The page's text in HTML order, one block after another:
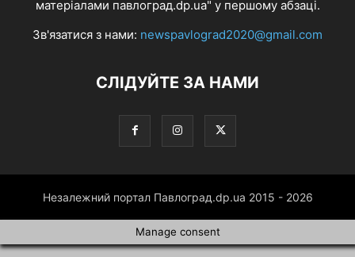
матеріалами павлоград.dp.ua" у першому абзаці.
Зв'язатися з нами: newspavlograd2020@gmail.com
СЛІДУЙТЕ ЗА НАМИ
Незалежний портал Павлоград.dp.ua 2015 - 2026
Manage consent